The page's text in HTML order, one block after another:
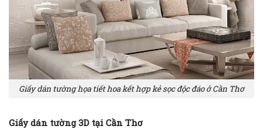
Giấy dán tường họa tiết hoa kết hợp kẻ sọc độc đáo ở Cần Thơ
Giấy dán tường 3D tại Cần Thơ